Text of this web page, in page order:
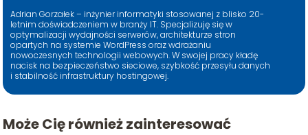
Adrian Gorzałek – inżynier informatyki stosowanej z blisko 20-
letnim doświadczeniem w branży IT. Specjalizuję się w
optymalizacji wydajności serwerów, architekturze stron
opartych na systemie WordPress oraz wdrażaniu
nowoczesnych technologii webowych. W swojej pracy kładę
nacisk na bezpieczeństwo sieciowe, szybkość przesyłu danych
i stabilność infrastruktury hostingowej.
Może Cię również zainteresować